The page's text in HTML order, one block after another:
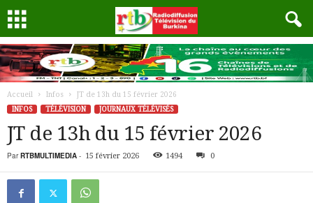
Accueil Infos
JT de 13h du 15 février 2026
INFOS
TÉLÉVISION JOURNAUX TÉLÉVISÉS
JT de 13h du 15 février 2026
Par RTBMULTIMEDIA - 15 février 2026 1494 0